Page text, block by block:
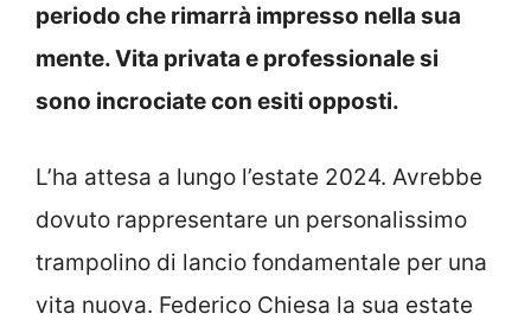
periodo che rimarrà impresso nella sua
mente. Vita privata e professionale si
sono incrociate con esiti opposti.
L’ha attesa a lungo l’estate 2024. Avrebbe
dovuto rappresentare un personalissimo
trampolino di lancio fondamentale per una
vita nuova. Federico Chiesa la sua estate